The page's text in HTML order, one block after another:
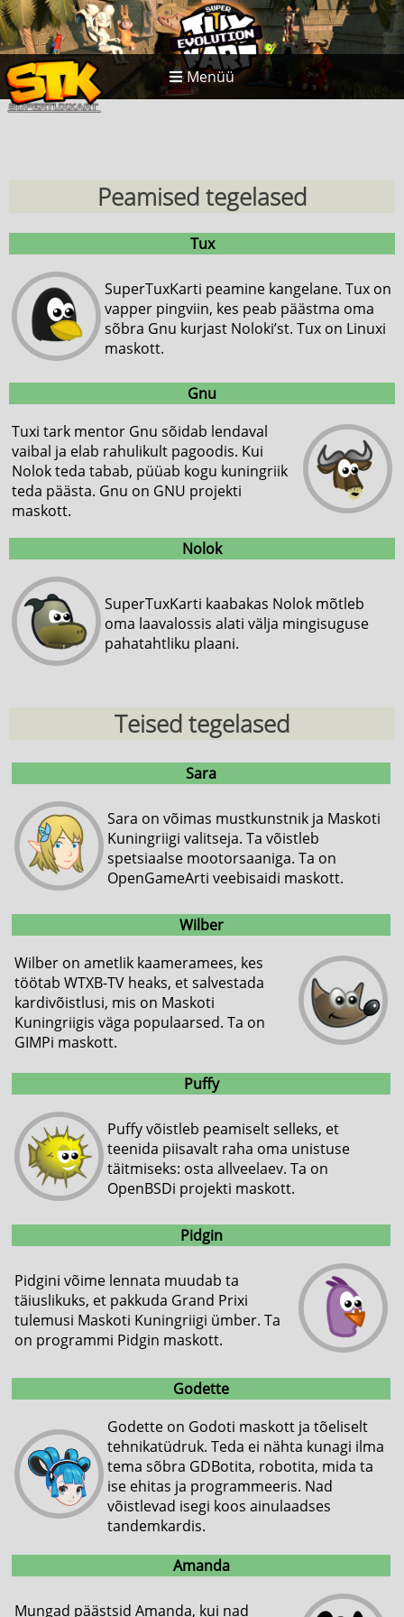
Menüü
Peamised tegelased
Tux
SuperTuxKarti peamine kangelane. Tux on
vapper pingviin, kes peab päästma oma
sõbra Gnu kurjast Noloki’st. Tux on Linuxi
maskott.
Gnu
Tuxi tark mentor Gnu sõidab lendaval
vaibal ja elab rahulikult pagoodis. Kui
Nolok teda tabab, püüab kogu kuningriik
teda päästa. Gnu on GNU projekti
maskott.
Nolok
SuperTuxKarti kaabakas Nolok mõtleb
oma laavalossis alati välja mingisuguse
pahatahtliku plaani.
Teised tegelased
Sara
Sara on võimas mustkunstnik ja Maskoti
Kuningriigi valitseja. Ta võistleb
spetsiaalse mootorsaaniga. Ta on
OpenGameArti veebisaidi maskott.
Wilber
Wilber on ametlik kaameramees, kes
töötab WTXB-TV heaks, et salvestada
kardivõistlusi, mis on Maskoti
Kuningriigis väga populaarsed. Ta on
GIMPi maskott.
Puffy
Puffy võistleb peamiselt selleks, et
teenida piisavalt raha oma unistuse
täitmiseks: osta allveelaev. Ta on
OpenBSDi projekti maskott.
Pidgin
Pidgini võime lennata muudab ta
täiuslikuks, et pakkuda Grand Prixi
tulemusi Maskoti Kuningriigi ümber. Ta
on programmi Pidgin maskott.
Godette
Godette on Godoti maskott ja tõeliselt
tehnikatüdruk. Teda ei nähta kunagi ilma
tema sõbra GDBotita, robotita, mida ta
ise ehitas ja programmeeris. Nad
võistlevad isegi koos ainulaadses
tandemkardis.
Amanda
Mungad päästsid Amanda, kui nad